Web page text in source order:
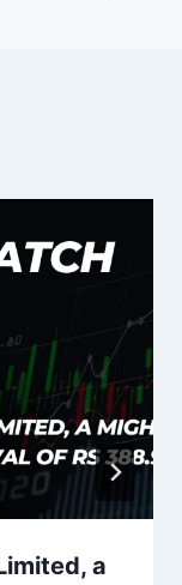
a